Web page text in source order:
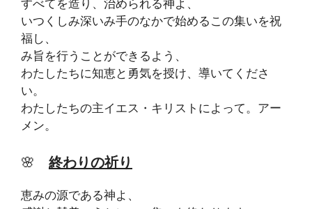
すべてを造り、治められる神よ、
いつくしみ深いみ手のなかで始めるこの集いを祝
福し、
み旨を行うことができるよう、
わたしたちに知恵と勇気を授け、導いてくださ
い。
わたしたちの主イエス・キリストによって。アー
メン。
🌸 終わりの祈り
恵みの源である神よ、